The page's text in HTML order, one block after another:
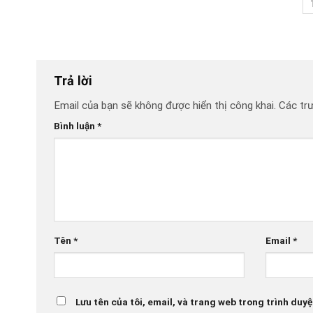
Trả lời
Email của bạn sẽ không được hiển thị công khai. Các
Bình luận *
Tên * Email*
Lưu tên của tôi, email, và trang web trong trình